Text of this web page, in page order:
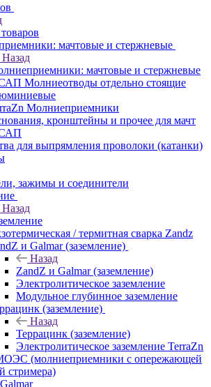
мачтовые и стержневые
Назад
мачтовые и стержневые
Молниеотводы отдельно стоящие
Молниеприемники
кронштейны и прочее для мачт
для выпрямления проволоки (катанки)
зажимы и соединители
Назад
/ термитная сварка Zandz
и Galmar (заземление)
Назад
ZandZ и Galmar (заземление)
Электролитическое заземление
Модульное глубинное заземление
(заземление)
Назад
Террацинк (заземление)
Электролитическое заземление TerraZn
(молниеприемники с опережающей
стримера)